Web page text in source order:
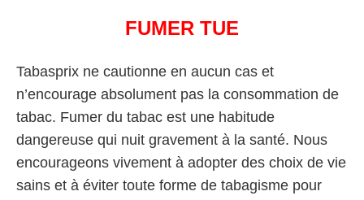
FUMER TUE
Tabasprix ne cautionne en aucun cas et
n’encourage absolument pas la consommation de
tabac. Fumer du tabac est une habitude
dangereuse qui nuit gravement à la santé. Nous
encourageons vivement à adopter des choix de vie
sains et à éviter toute forme de tabagisme pour